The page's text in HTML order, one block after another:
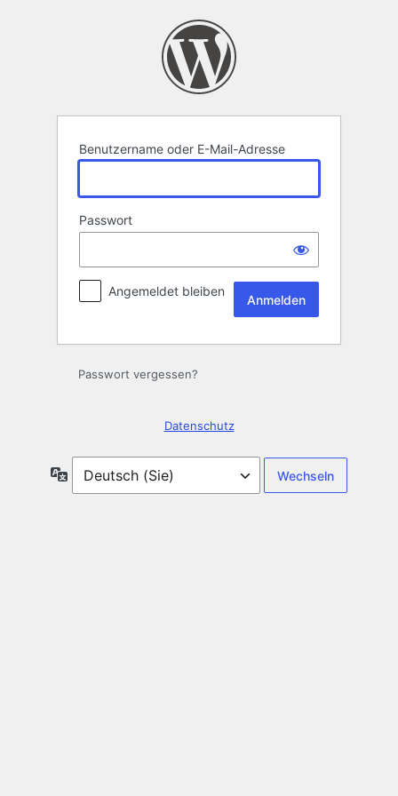
Benutzername oder E-Mail-Adresse
Passwort
Angemeldet bleiben
Passwort vergessen?
Datenschutz
Sprache